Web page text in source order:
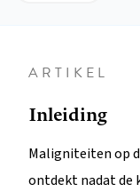
ARTIKEL
Inleiding
Maligniteiten op
ontdekt nadat de